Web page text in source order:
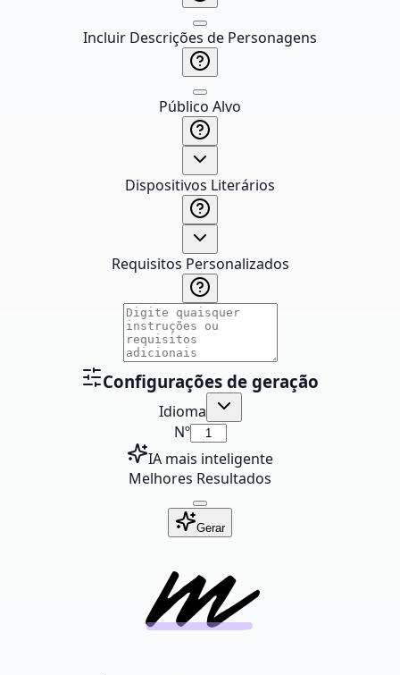
Incluir Descrições de Personagens
Público Alvo
Dispositivos Literários
Requisitos Personalizados
Configurações de geração
Idioma
Nº
IA mais inteligente
Melhores Resultados
Gerar